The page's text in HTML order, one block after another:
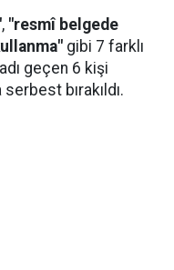
, "resmî belgede
gibi 7 farklı
geçen 6 kişi
bırakıldı.